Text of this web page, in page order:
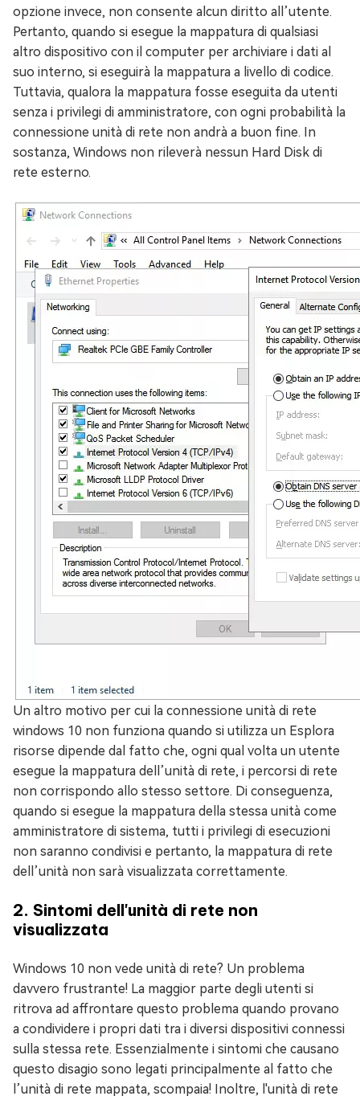
opzione invece, non consente alcun diritto all’utente.
Pertanto, quando si esegue la mappatura di qualsiasi
altro dispositivo con il computer per archiviare i dati al
suo interno, si eseguirà la mappatura a livello di codice.
Tuttavia, qualora la mappatura fosse eseguita da utenti
senza i privilegi di amministratore, con ogni probabilità la
connessione unità di rete non andrà a buon fine. In
sostanza, Windows non rileverà nessun Hard Disk di
rete esterno.
Un altro motivo per cui la connessione unità di rete
windows 10 non funziona quando si utilizza un Esplora
risorse dipende dal fatto che, ogni qual volta un utente
esegue la mappatura dell’unità di rete, i percorsi di rete
non corrispondo allo stesso settore. Di conseguenza,
quando si esegue la mappatura della stessa unità come
amministratore di sistema, tutti i privilegi di esecuzioni
non saranno condivisi e pertanto, la mappatura di rete
dell’unità non sarà visualizzata correttamente.
2. Sintomi dell'unità di rete non
visualizzata
Windows 10 non vede unità di rete? Un problema
davvero frustrante! La maggior parte degli utenti si
ritrova ad affrontare questo problema quando provano
a condividere i propri dati tra i diversi dispositivi connessi
sulla stessa rete. Essenzialmente i sintomi che causano
questo disagio sono legati principalmente al fatto che
l’unità di rete mappata, scompaia! Inoltre, l'unità di rete